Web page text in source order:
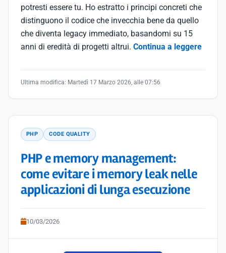
potresti essere tu. Ho estratto i principi concreti che
distinguono il codice che invecchia bene da quello
che diventa legacy immediato, basandomi su 15
anni di eredità di progetti altrui. Continua a leggere
Ultima modifica: Martedì 17 Marzo 2026, alle 07:56
PHP CODE QUALITY
PHP e memory management:
come evitare i memory leak nelle
applicazioni di lunga esecuzione
10/03/2026